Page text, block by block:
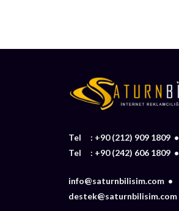
Tel : +90 (212) 909 1809 •
Tel : +90 (242) 606 1809 •
info@saturnbilisim.com •
destek@saturnbilisim.com